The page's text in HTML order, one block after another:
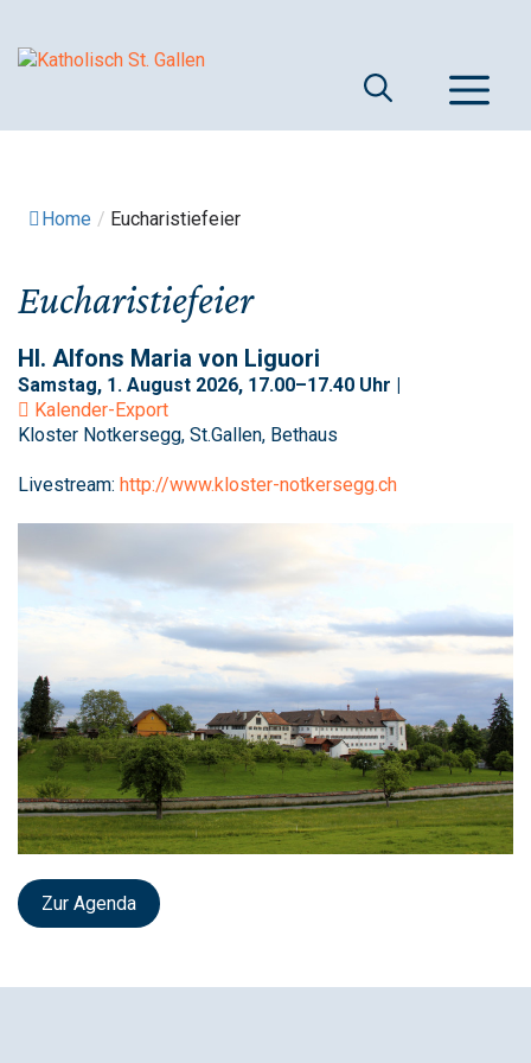
Inhalt
Home / Eucharistiefeier
Eucharistiefeier
Hl. Alfons Maria von Liguori
Samstag, 1. August 2026, 17.00–17.40 Uhr |
Kalender-Export
Kloster Notkersegg, St.Gallen, Bethaus
Livestream: http://www.kloster-notkersegg.ch
Zur Agenda